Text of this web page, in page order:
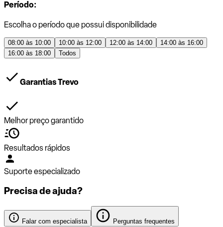
Período:
Escolha o período que possui disponibilidade
08:00 às 10:00 10:00 às 12:00 12:00 às 14:00
14:00 às 16:00
16:00 às 18:00
Todos
Garantias Trevo
Melhor preço garantido
Resultados rápidos
Suporte especializado
Precisa de ajuda?
Falar com especialista Perguntas frequentes